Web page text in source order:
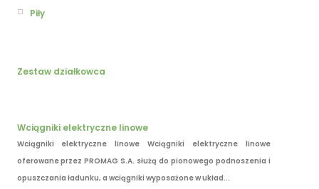
Piły
Zestaw działkowca
Wciągniki elektryczne linowe
Wciągniki elektryczne linowe Wciągniki elektryczne linowe
oferowane przez PROMAG S.A. służą do pionowego podnoszenia i
opuszczania ładunku, a wciągniki wyposażone w układ...